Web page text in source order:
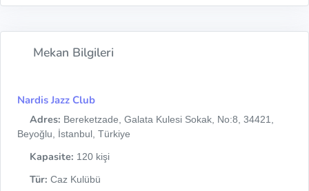
Mekan Bilgileri
Nardis Jazz Club
Adres: Bereketzade, Galata Kulesi Sokak, No:8, 34421,
Beyoğlu, İstanbul, Türkiye
Kapasite: 120 kişi
Tür: Caz Kulübü